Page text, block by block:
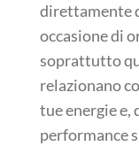
direttamente
occasione di
soprattutto
relazionano
tue energie e,
performance